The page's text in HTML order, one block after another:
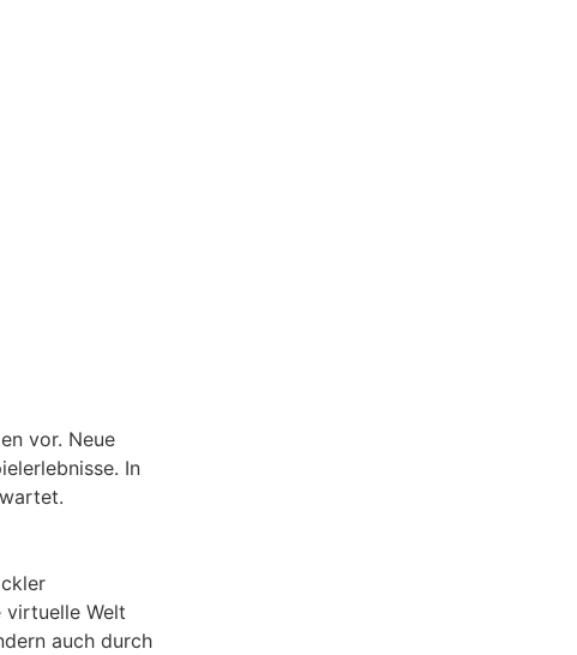
vor. Neue
In
virtuelle Welt
auch durch